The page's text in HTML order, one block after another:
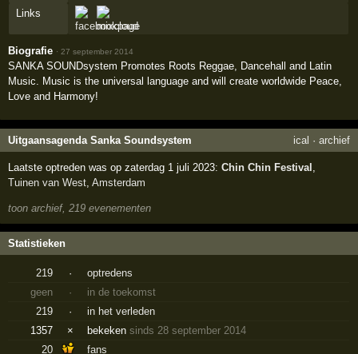
Links
Biografie ·27 september 2014
SANKA SOUNDsystem Promotes Roots Reggae, Dancehall and Latin
Music. Music is the universal language and will create worldwide Peace,
Love and Harmony!
Uitgaansagenda Sanka Soundsystem ical · archief
Laatste optreden was op zaterdag 1 juli 2023:Chin Chin Festival
Tuinen van West ,Amsterdam
toon archief, 219 evenementen
Statistieken
219 ·
optredens
geen
·
in de toekomst
219
·
in het verleden
1357
× bekekensinds 28 september 2014
20
fans